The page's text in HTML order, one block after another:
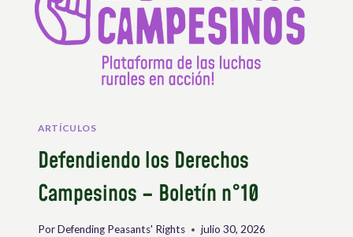
EN
MOVIMIENTO
ARTÍCULOS
Defendiendo los Derechos
Campesinos – Boletín n°10
PorDefending Peasants' Rights julio 30, 2026